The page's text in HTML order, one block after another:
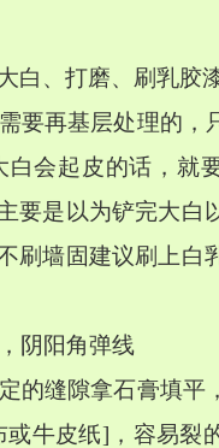
白、打磨、刷乳胶
要再基层处理的，
会起皮的话，就
要是以为铲完大白
刷墙固建议刷上白
阴阳角弹线
的缝隙拿石膏填平
牛皮纸]，容易裂